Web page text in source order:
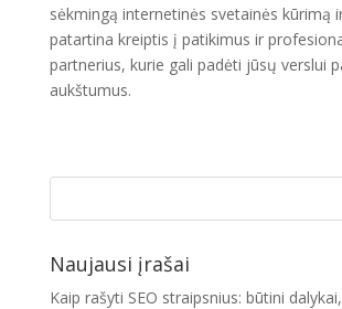
sėkmingą internetinės svetainės kūrimą
patartina kreiptis į patikimus ir
partnerius, kurie gali padėti jūsų verslui
aukštumus.
Naujausi įrašai
Kaip rašyti SEO straipsnius: būtini